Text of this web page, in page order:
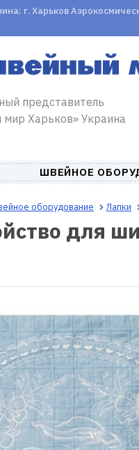
г. Харьков
представитель
Харьков» Украина
ШВЕЙНОЕ
оборудование Лапки
для